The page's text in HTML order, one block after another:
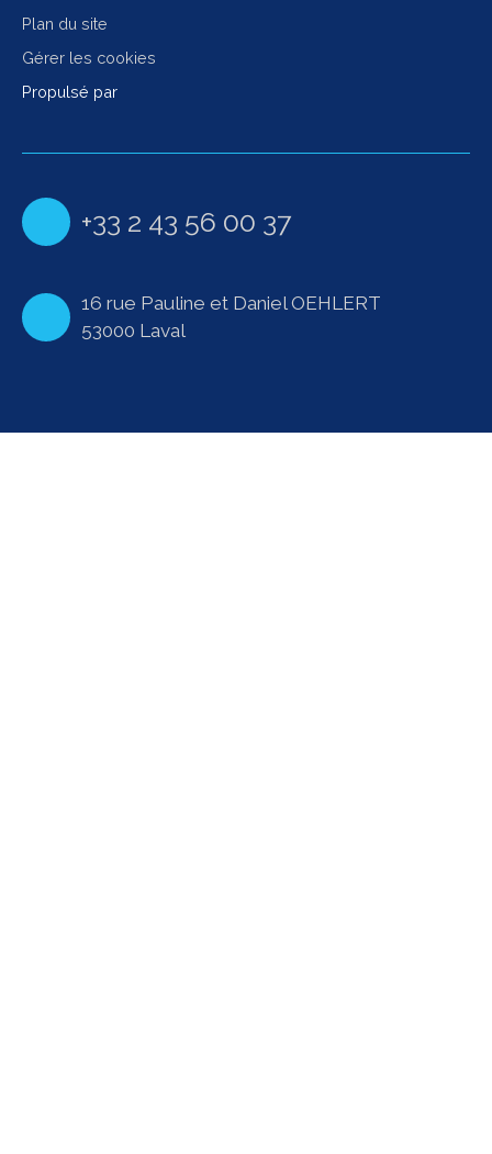
Plan du site
Gérer les cookies
Propulsé par
+33 2 43 56 00 37
16 rue Pauline et Daniel OEHLERT
53000 Laval